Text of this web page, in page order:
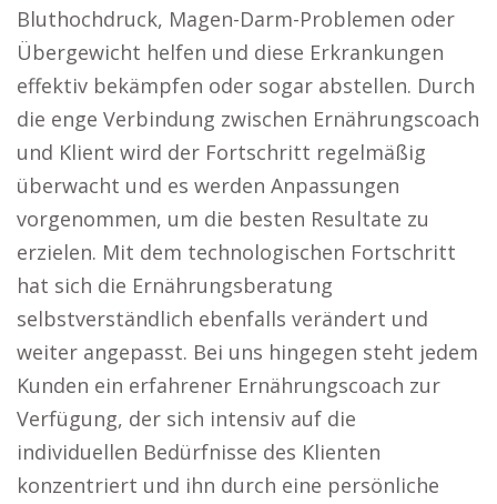
Bluthochdruck, Magen-Darm-Problemen oder
Übergewicht helfen und diese Erkrankungen
effektiv bekämpfen oder sogar abstellen. Durch
die enge Verbindung zwischen Ernährungscoach
und Klient wird der Fortschritt regelmäßig
überwacht und es werden Anpassungen
vorgenommen, um die besten Resultate zu
erzielen. Mit dem technologischen Fortschritt
hat sich die Ernährungsberatung
selbstverständlich ebenfalls verändert und
weiter angepasst. Bei uns hingegen steht jedem
Kunden ein erfahrener Ernährungscoach zur
Verfügung, der sich intensiv auf die
individuellen Bedürfnisse des Klienten
konzentriert und ihn durch eine persönliche